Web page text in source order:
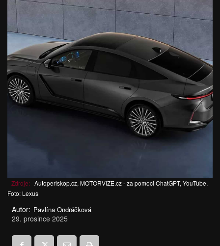
Zdroje: Autoperiskop.cz, MOTORVIZE.cz - za pomoci ChatGPT, YouTube,
Foto: Lexus
Autor: Pavlína Ondráčková
29. prosince 2025